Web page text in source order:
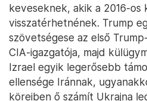
folytatni kívánt
már jelezte, hogy készen
Mike Pompeo
Donald Trump korábbi
Jim Mattis és Mark Esper is